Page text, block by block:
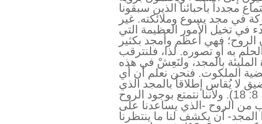
مجدداً بأحبائنا الذين سبقونا
في مجد يسوع وملائكته. غير
في تخيل الأمور العظيمة التي
الروح؛ فهي أعظم وأمجد بكثير
به أو تصوره. لذا، فلنترقب
المليئة بالمجد، ولنَعِشْ في هذه
الملكوت. فنحن نعلم أن أي
لا يُقاس إطلاقاً بالمجد الذي
سيُعلَن فينا (رومية 8: 18). ولأننا نتمتع بوجود الروح
من الروح -الذي يساعدنا على
أن يكشف لنا ما ينتظرنا